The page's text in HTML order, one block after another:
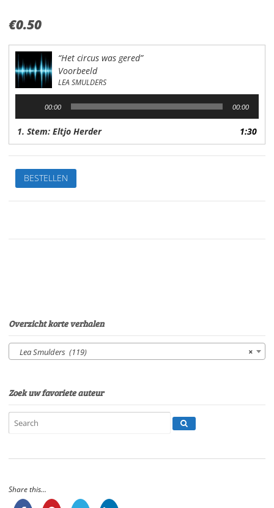
€0.50
“Het circus was gered”
Voorbeeld
LEA SMULDERS
00:00 00:00
1. Stem: Eltjo Herder 1:30
De
leukste
kinderverhalen
was
aantal
BESTELLEN
Overzicht korte verhalen
×
Lea Smulders (119)
Zoek uw favoriete auteur
Share this...